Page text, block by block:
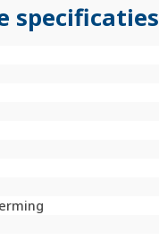
specificaties